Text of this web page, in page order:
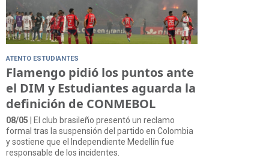
ATENTO ESTUDIANTES
Flamengo pidió los puntos ante
el DIM y Estudiantes aguarda la
definición de CONMEBOL
08/05 | El club brasileño presentó un reclamo
formal tras la suspensión del partido en Colombia
y sostiene que el Independiente Medellín fue
responsable de los incidentes.